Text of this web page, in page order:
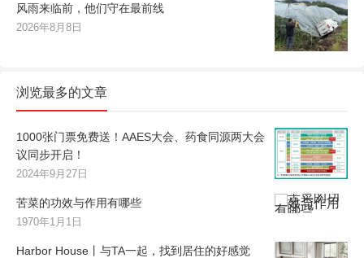
风雨来临前，他们守在最前线
2026年8月8日
浏览最多的文章
1000张门票免费送！AAES大会、药食同源两大会
议同步开启！
2024年9月27日
苦菜的功效与作用有哪些
1970年1月1日
Harbor House丨与TA一起，找到居住的好感觉